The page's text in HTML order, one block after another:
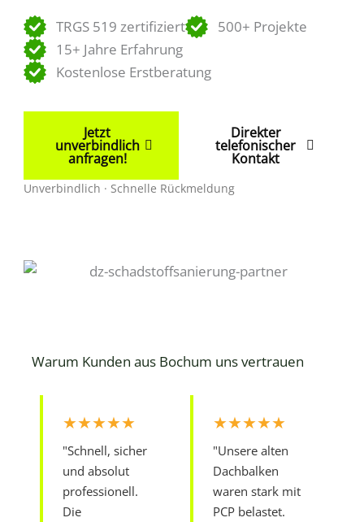
TRGS 519 zertifiziert
500+ Projekte
15+ Jahre Erfahrung
Kostenlose Erstberatung
Jetzt
unverbindlich
anfragen!
Direkter
telefonischer
Kontakt
Unverbindlich · Schnelle Rückmeldung
Warum Kunden aus Bochum uns vertrauen
★★★★★
"Schnell, sicher
und absolut
professionell.
Die
★★★★★
"Unsere alten
Dachbalken
waren stark mit
PCP belastet.